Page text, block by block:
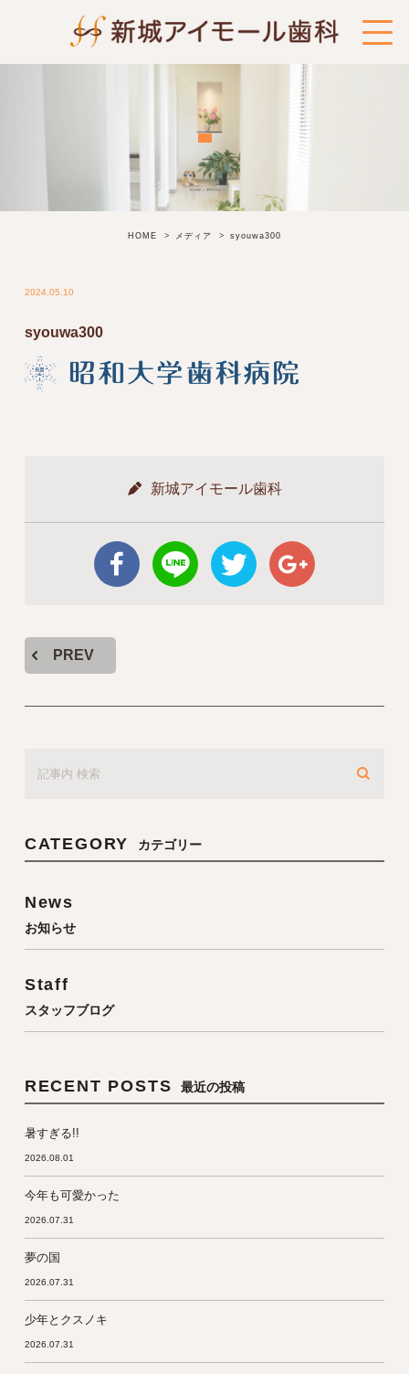
HOME メディア syouwa300
2024.05.10
syouwa300
新城アイモール歯科
PREV
CATEGORY カテゴリー
News
お知らせ
Staff
スタッフブログ
RECENT POSTS 最近の投稿
暑すぎる!!
2026.08.01
今年も可愛かった
2026.07.31
夢の国
2026.07.31
少年とクスノキ
2026.07.31